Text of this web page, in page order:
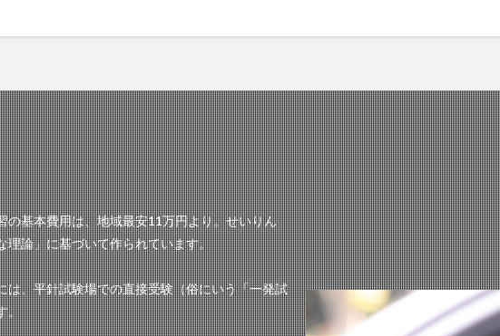
の基本費用は、地域最安11万円より。せいりん
理論」に基づいて作られています。
は、平針試験場での直接受験（俗にいう「一発試
。